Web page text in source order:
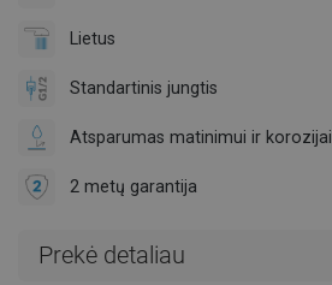
Lietus
Standartinis jungtis
Atsparumas matinimui ir korozijai
2 metų garantija
Prekė detaliau